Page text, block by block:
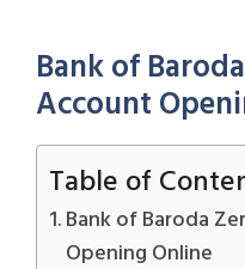
Bank of
Account
Table of
Bank of Baroda
Opening Online